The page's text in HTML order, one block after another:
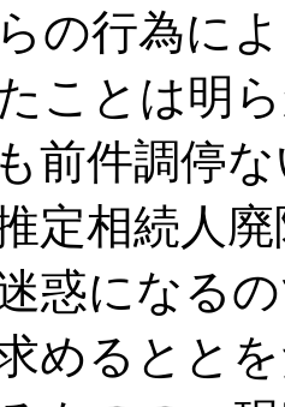
の行為に
ことは明
前件調停
定相続人
惑になる
めるとと